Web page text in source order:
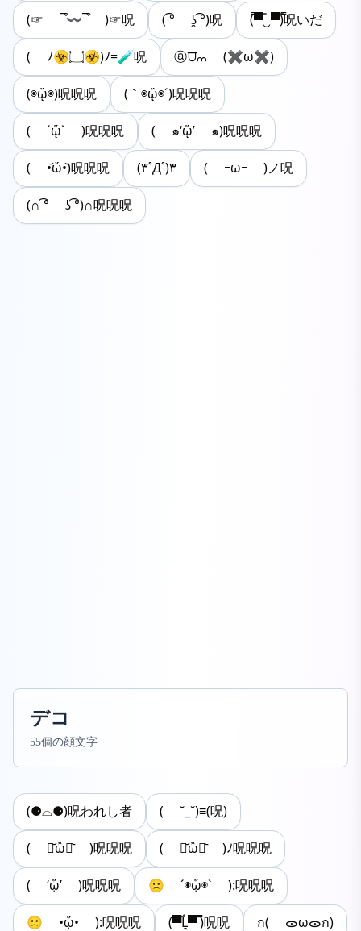
(☞ ¯͒〰¯͒ )☞呪 ( ͡° ʖ̯ ͡°)呪 (̿▀̿‿▀̿)̿呪いだ
( ﾉ☣۝☣)ﾉ=🧪呪 ⓐ⩌⩋ (✖ω✖)
(◉ᾥ◉)呪呪呪 (｀◉ᾥ◉´)呪呪呪
( ´ᾥ` )呪呪呪 ( ๑‘ᾥ’ ๑)呪呪呪
( •᷄ὤ•᷅)呪呪呪 (۳˚Д˚)۳ ( ｰ̀ωｰ́ )ノ呪
(∩ ͡° ʖ ͡°)∩呪呪呪
デコ
55個の顔文字
(⚈⌓⚈)呪われし者 ( ˘_˘)≡(呪)
( ･᷄ὢ･᷅ )呪呪呪 ( ･᷄ὢ･᷅ )ﾉ呪呪呪
( ‘ᾥ’ )呪呪呪 🙁 ´◉ᾥ◉` ):呪呪呪
🙁 •ᾥ• ):呪呪呪 (▀̿Ĺ̯▀̿ ̿)呪呪 ก( ᯣωᯣก)